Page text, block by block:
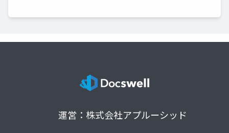
運営：株式会社アプルーシッド